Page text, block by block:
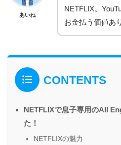
あいね
NETFLIX。
お金払う価値あ
CONTENTS
NETFLIXで息子専用のAll
た！
NETFLIXの魅力